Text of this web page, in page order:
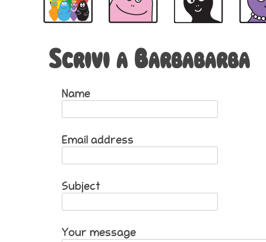
Scrivi a Barbabarba
Name
Email address
Subject
Your message